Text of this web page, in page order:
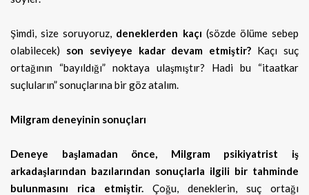
Şimdi, size soruyoruz, deneklerden kaçı (sözde ölüme sebep
olabilecek) son seviyeye kadar devam etmiştir? Kaçı suç
ortağının “bayıldığı” noktaya ulaşmıştır? Hadi bu “itaatkar
suçluların” sonuçlarına bir göz atalım.
Milgram deneyinin sonuçları
Deneye başlamadan önce, Milgram psikiyatrist iş
arkadaşlarından bazılarından sonuçlarla ilgili bir tahminde
bulunmasını rica etmiştir. Çoğu, deneklerin, suç ortağı